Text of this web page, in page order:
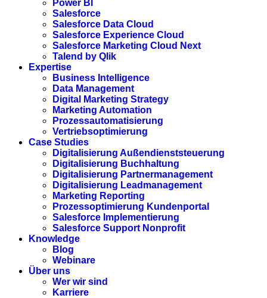
Power BI
Salesforce
Salesforce Data Cloud
Salesforce Experience Cloud
Salesforce Marketing Cloud Next
Talend by Qlik
Expertise
Business Intelligence
Data Management
Digital Marketing Strategy
Marketing Automation
Prozessautomatisierung
Vertriebsoptimierung
Case Studies
Digitalisierung Außendienststeuerung
Digitalisierung Buchhaltung
Digitalisierung Partnermanagement
Digitalisierung Leadmanagement
Marketing Reporting
Prozessoptimierung Kundenportal
Salesforce Implementierung
Salesforce Support Nonprofit
Knowledge
Blog
Webinare
Über uns
Wer wir sind
Karriere